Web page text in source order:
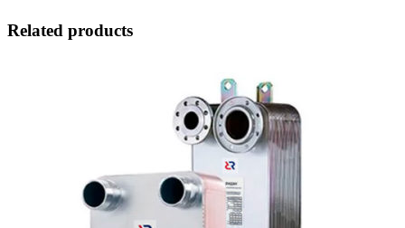
Related products